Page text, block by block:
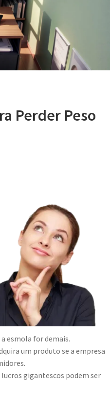
Perder Peso
esmola for demais.
um produto se a empresa
gigantescos podem ser